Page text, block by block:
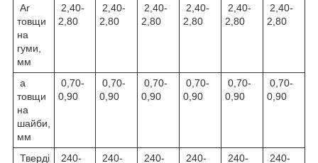
Ar
товщи
на
гуми,
мм
2,40-
2,80
2,40-
2,80
2,40-
2,80
2,40-
2,80
2,40-
2,80
2,40-
2,80
a
товщи
на
шайби,
мм
0,70-
0,90
0,70-
0,90
0,70-
0,90
0,70-
0,90
0,70-
0,90
0,70-
0,90
Тверді 240- 240- 240- 240- 240- 240-